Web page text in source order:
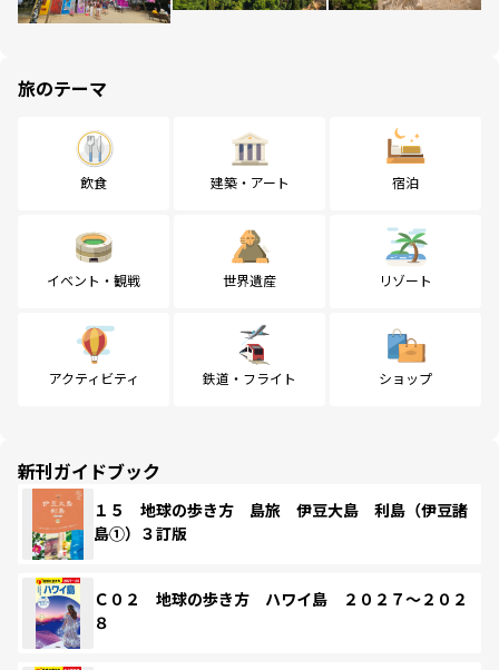
旅のテーマ
飲食 建築・アート 宿泊
イベント・観戦 世界遺産 リゾート
アクティビティ 鉄道・フライト ショップ
新刊ガイドブック
１５ 地球の歩き方 島旅 伊豆大島 利島（伊豆諸
島①）３訂版
Ｃ０２ 地球の歩き方 ハワイ島 ２０２７～２０２
８